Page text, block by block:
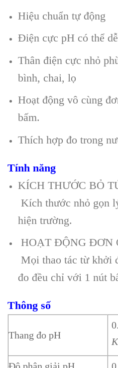
Hiệu chuẩn tự động
Điện cực pH có thể
Thân điện cực nhỏ
bình, chai, lọ
Hoạt động vô cùng
bấm.
Thích hợp đo trong
Tính năng
KÍCH THƯỚC BỎ
Kích thước nhỏ gọn
hiện trường.
HOẠT ĐỘNG ĐƠN
Mọi thao tác từ khởi
đo đều chỉ với 1 nút
Thông số
Thang đo pH